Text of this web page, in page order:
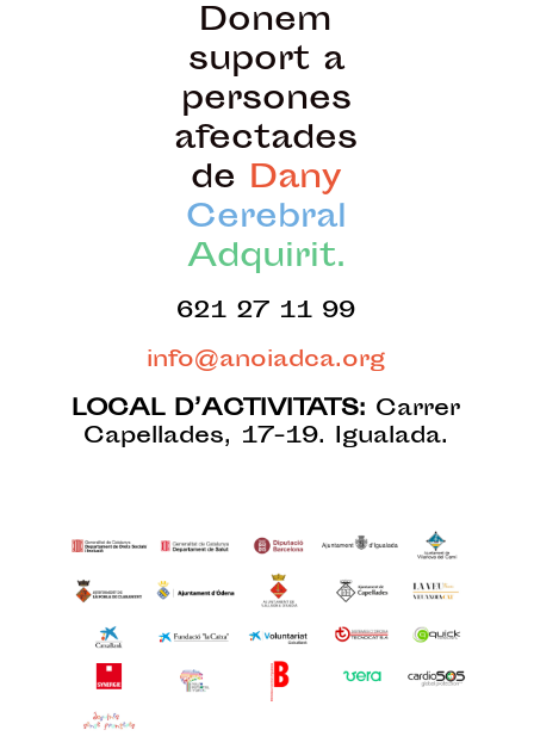
Donem
suport a
persones
afectades
de Dany
Cerebral
Adquirit.
621 27 11 99
info@anoiadca.org
LOCAL D’ACTIVITATS: Carrer
Capellades, 17-19. Igualada.